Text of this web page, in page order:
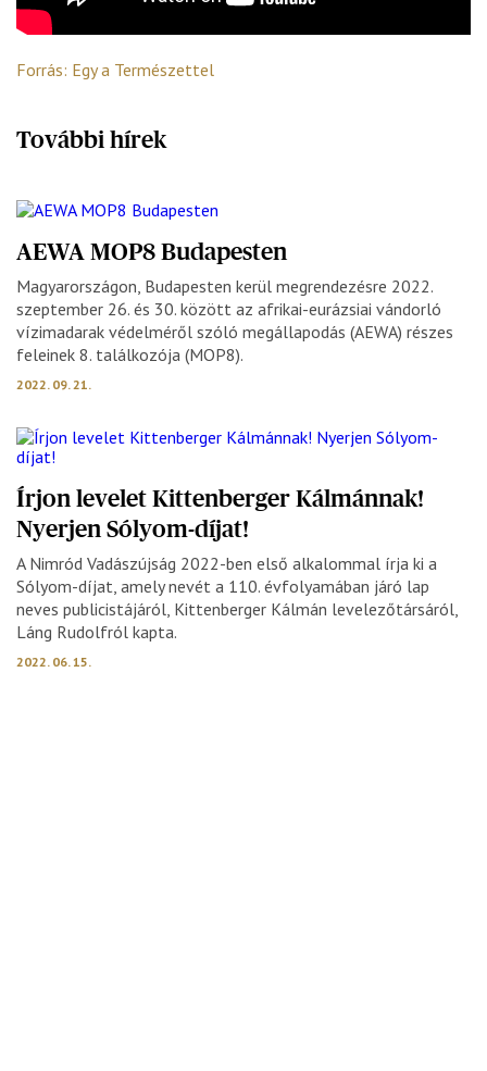
Forrás: Egy a Természettel
További hírek
AEWA MOP8 Budapesten
Magyarországon, Budapesten kerül megrendezésre 2022.
szeptember 26. és 30. között az afrikai-eurázsiai vándorló
vízimadarak védelméről szóló megállapodás (AEWA) részes
feleinek 8. találkozója (MOP8).
2022. 09. 21.
Írjon levelet Kittenberger Kálmánnak!
Nyerjen Sólyom-díjat!
A Nimród Vadászújság 2022-ben első alkalommal írja ki a
Sólyom-díjat, amely nevét a 110. évfolyamában járó lap
neves publicistájáról, Kittenberger Kálmán levelezőtársáról,
Láng Rudolfról kapta.
2022. 06. 15.